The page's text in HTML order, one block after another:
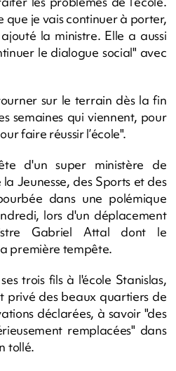
que je vais continuer à porter,
la ministre. Elle a aussi
le dialogue social" avec
sur le terrain dès la fin
semaines qui viennent, pour
faire réussir l’école".
d'un super ministère de
Jeunesse, des Sports et des
dans une polémique
lors d'un déplacement
Gabriel Attal dont le
première tempête.
trois fils à l'école Stanislas,
privé des beaux quartiers de
déclarées, à savoir "des
remplacées" dans
tollé.